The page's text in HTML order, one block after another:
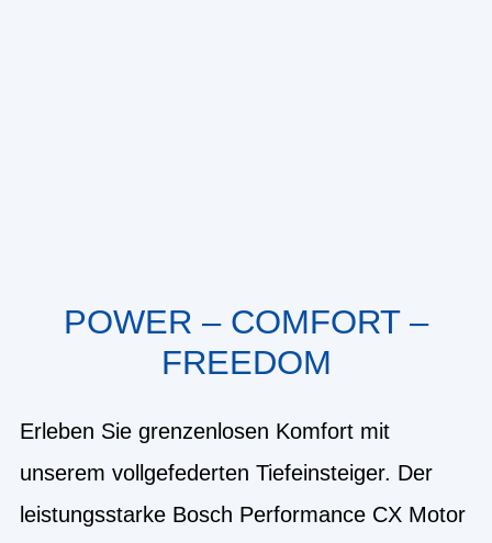
POWER – COMFORT –
FREEDOM
Erleben Sie grenzenlosen Komfort mit
unserem vollgefederten Tiefeinsteiger. Der
leistungsstarke Bosch Performance CX Motor